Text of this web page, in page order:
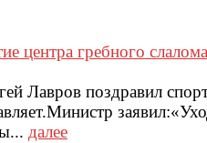
центра гребного
Лавров поздравил
далее